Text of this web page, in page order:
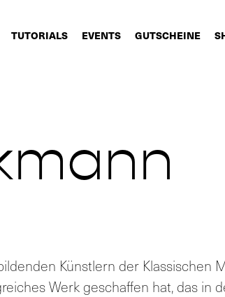
TUTORIALS EVENTS GUTSCHEINE
Künstlern der Klassischen
Werk geschaffen hat, das in